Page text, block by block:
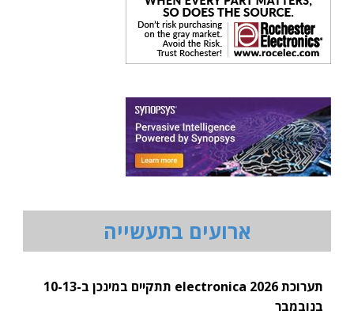
ארועים בתעשייה
תערוכת electronica 2026 תתקיים במינכן ב-10-13
בנובמבר